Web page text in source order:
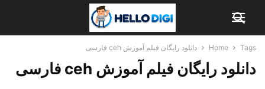
Home Tags دانلود رایگان فیلم آموزش ceh فارسی
دانلود رایگان فیلم آموزش ceh فارسی